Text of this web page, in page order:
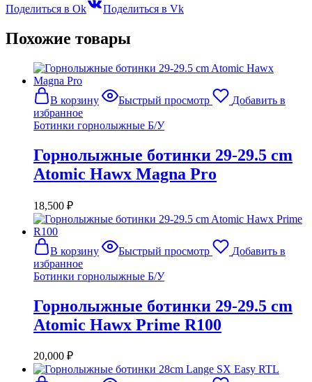
Поделиться в Ok
Поделиться в Vk
Похожие товары
В корзину Быстрый просмотр
Добавить в
избранное
Ботинки горнолыжные Б/У
Горнолыжные ботинки 29-29.5 cm
Atomic Hawx Magna Pro
18,500 ₽
В корзину Быстрый просмотр
Добавить в
избранное
Ботинки горнолыжные Б/У
Горнолыжные ботинки 29-29.5 cm
Atomic Hawx Prime R100
20,000 ₽